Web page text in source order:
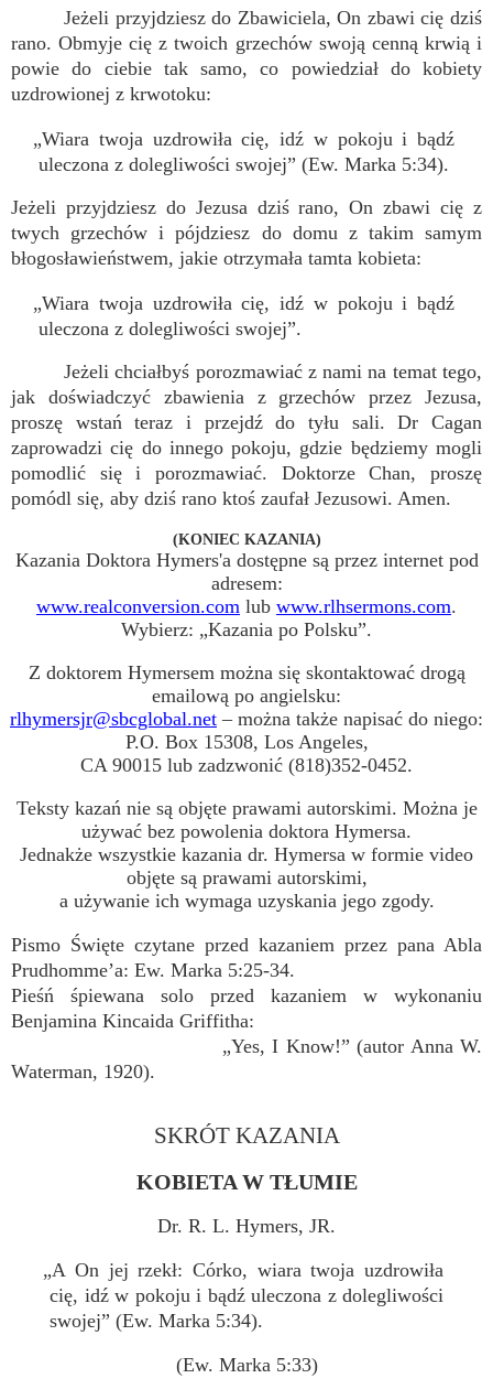
Jeżeli przyjdziesz do Zbawiciela, On zbawi cię dziś
rano. Obmyje cię z twoich grzechów swoją cenną krwią i
powie do ciebie tak samo, co powiedział do kobiety
uzdrowionej z krwotoku:
„Wiara twoja uzdrowiła cię, idź w pokoju i bądź
uleczona z dolegliwości swojej” (Ew. Marka 5:34).
Jeżeli przyjdziesz do Jezusa dziś rano, On zbawi cię z
twych grzechów i pójdziesz do domu z takim samym
błogosławieństwem, jakie otrzymała tamta kobieta:
„Wiara twoja uzdrowiła cię, idź w pokoju i bądź
uleczona z dolegliwości swojej”.
Jeżeli chciałbyś porozmawiać z nami na temat tego,
jak doświadczyć zbawienia z grzechów przez Jezusa,
proszę wstań teraz i przejdź do tyłu sali. Dr Cagan
zaprowadzi cię do innego pokoju, gdzie będziemy mogli
pomodlić się i porozmawiać. Doktorze Chan, proszę
pomódl się, aby dziś rano ktoś zaufał Jezusowi. Amen.
(KONIEC KAZANIA)
Kazania Doktora Hymers'a dostępne są przez internet pod
adresem:
www.realconversion.com lub www.rlhsermons.com.
Wybierz: „Kazania po Polsku”.
Z doktorem Hymersem można się skontaktować drogą
emailową po angielsku:
rlhymersjr@sbcglobal.net – można także napisać do niego:
P.O. Box 15308, Los Angeles,
CA 90015 lub zadzwonić (818)352-0452.
Teksty kazań nie są objęte prawami autorskimi. Można je
używać bez powolenia doktora Hymersa.
Jednakże wszystkie kazania dr. Hymersa w formie video
objęte są prawami autorskimi,
a używanie ich wymaga uzyskania jego zgody.
Pismo Święte czytane przed kazaniem przez pana Abla
Prudhomme’a: Ew. Marka 5:25-34.
Pieśń śpiewana solo przed kazaniem w wykonaniu
Benjamina Kincaida Griffitha:
„Yes, I Know!” (autor Anna W.
Waterman, 1920).
SKRÓT KAZANIA
KOBIETA W TŁUMIE
Dr. R. L. Hymers, JR.
„A On jej rzekł: Córko, wiara twoja uzdrowiła
cię, idź w pokoju i bądź uleczona z dolegliwości
swojej” (Ew. Marka 5:34).
(Ew. Marka 5:33)